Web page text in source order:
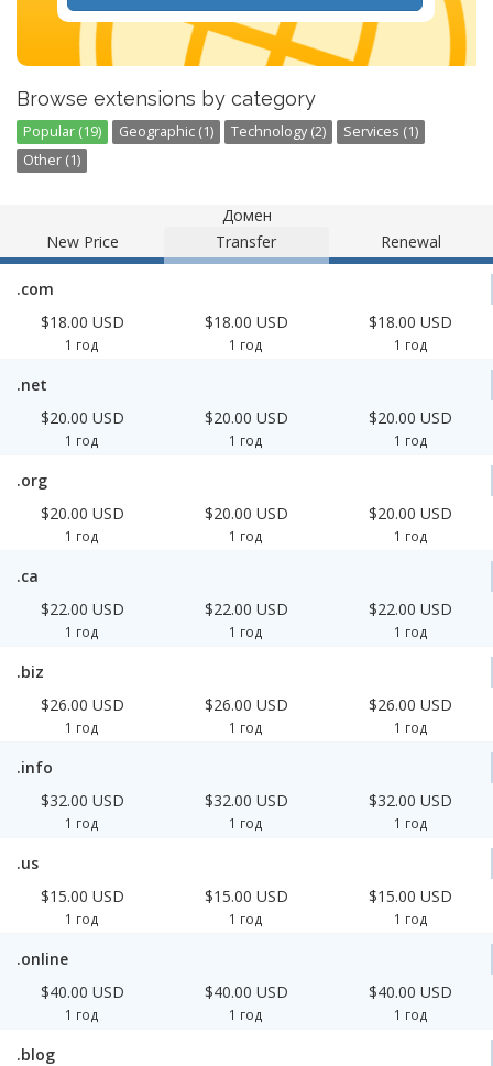
Browse extensions by category
Popular (19) Geographic (1) Technology (2)
Services (1)
Other (1)
Домен
New Price
Transfer Renewal
.com
$18.00 USD
1 год
$18.00 USD
1 год
$18.00 USD
1 год
.net
$20.00 USD
1 год
$20.00 USD
1 год
$20.00 USD
1 год
.org
$20.00 USD
1 год
$20.00 USD
1 год
$20.00 USD
1 год
.ca
$22.00 USD
1 год
$22.00 USD
1 год
$22.00 USD
1 год
.biz
$26.00 USD
1 год
$26.00 USD
1 год
$26.00 USD
1 год
.info
$32.00 USD
1 год
$32.00 USD
1 год
$32.00 USD
1 год
.us
$15.00 USD
1 год
$15.00 USD
1 год
$15.00 USD
1 год
.online
$40.00 USD
1 год
$40.00 USD
1 год
$40.00 USD
1 год
.blog